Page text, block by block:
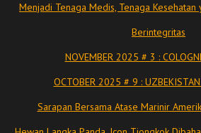
Menjadi Tenaga Medis, Tenaga
Berintegritas
NOVEMBER 2025 # 3 :
OCTOBER 2025 # 9 : UZBEKISTAN
Sarapan Bersama Atase Marinir